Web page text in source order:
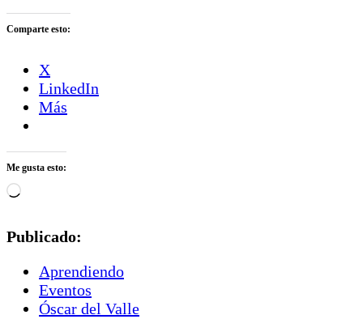
Comparte esto:
X
LinkedIn
Más
Me gusta esto:
Cargando...
Publicado:
Aprendiendo
Eventos
Óscar del Valle